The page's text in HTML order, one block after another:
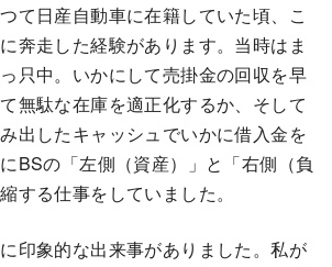
て日産自動車に在籍していた頃、こ
奔走した経験があります。当時はま
只中。いかにして売掛金の回収を早
無駄な在庫を適正化するか、そして
出したキャッシュでいかに借入金を
BSの「左側（資産）」と「右側（負
する仕事をしていました。
印象的な出来事がありました。私が